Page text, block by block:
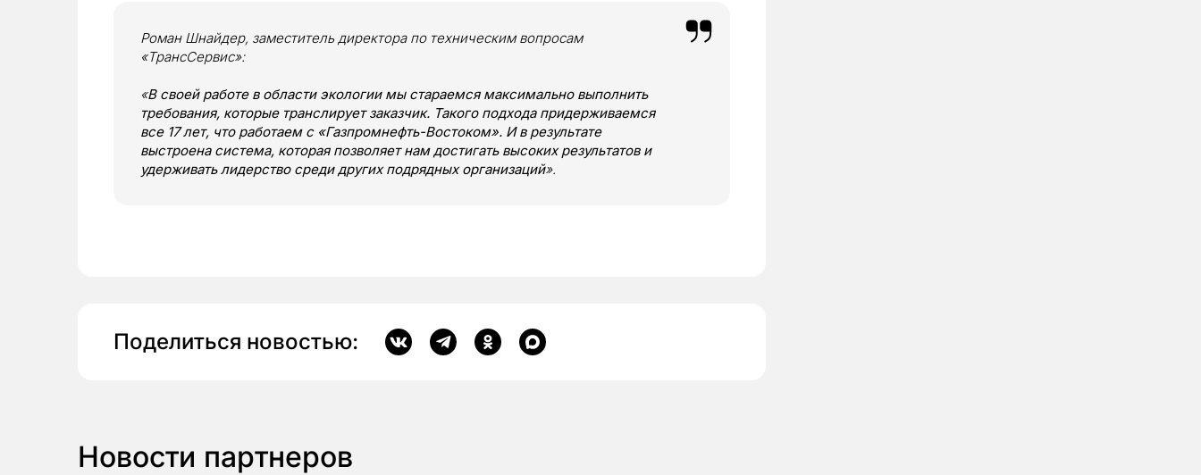
Роман Шнайдер, заместитель директора по техническим вопросам
«ТрансСервис»:
«В своей работе в области экологии мы стараемся максимально выполнить
требования, которые транслирует заказчик. Такого подхода придерживаемся
все 17 лет, что работаем с «Газпромнефть-Востоком». И в результате
выстроена система, которая позволяет нам достигать высоких результатов и
удерживать лидерство среди других подрядных организаций».
Поделиться новостью:
Новости партнеров